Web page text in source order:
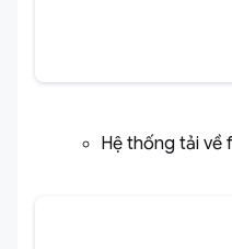
Hệ thống tải về